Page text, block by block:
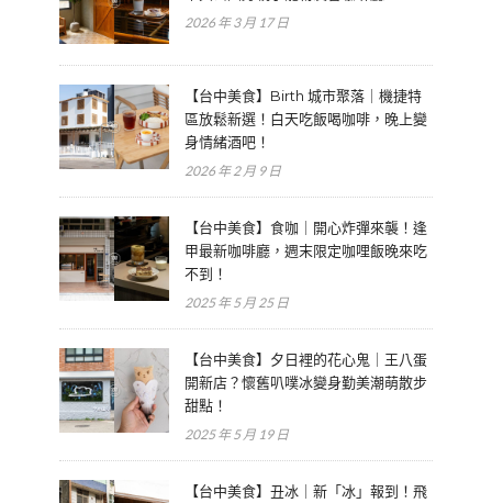
2026 年 3 月 17 日
【台中美食】Birth 城市聚落｜機捷特
區放鬆新選！白天吃飯喝咖啡，晚上變
身情緒酒吧！
2026 年 2 月 9 日
【台中美食】食咖｜開心炸彈來襲！逢
甲最新咖啡廳，週末限定咖哩飯晚來吃
不到！
2025 年 5 月 25 日
【台中美食】夕日裡的花心鬼｜王八蛋
開新店？懷舊叭噗冰變身勤美潮萌散步
甜點！
2025 年 5 月 19 日
【台中美食】丑冰｜新「冰」報到！飛